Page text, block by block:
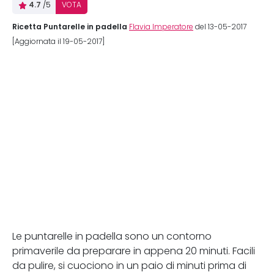
4.7 /5 VOTA
Ricetta Puntarelle in padella Flavia Imperatore del 13-05-2017
[Aggiornata il 19-05-2017]
Le puntarelle in padella sono un contorno
primaverile da preparare in appena 20 minuti. Facili
da pulire, si cuociono in un paio di minuti prima di